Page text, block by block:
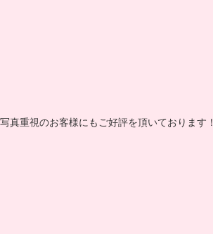
写真重視のお客様にもご好評を頂いております！